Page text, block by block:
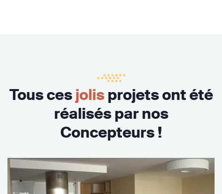
Tous cesjolisprojets ont été
réalisés par nos
Concepteurs !